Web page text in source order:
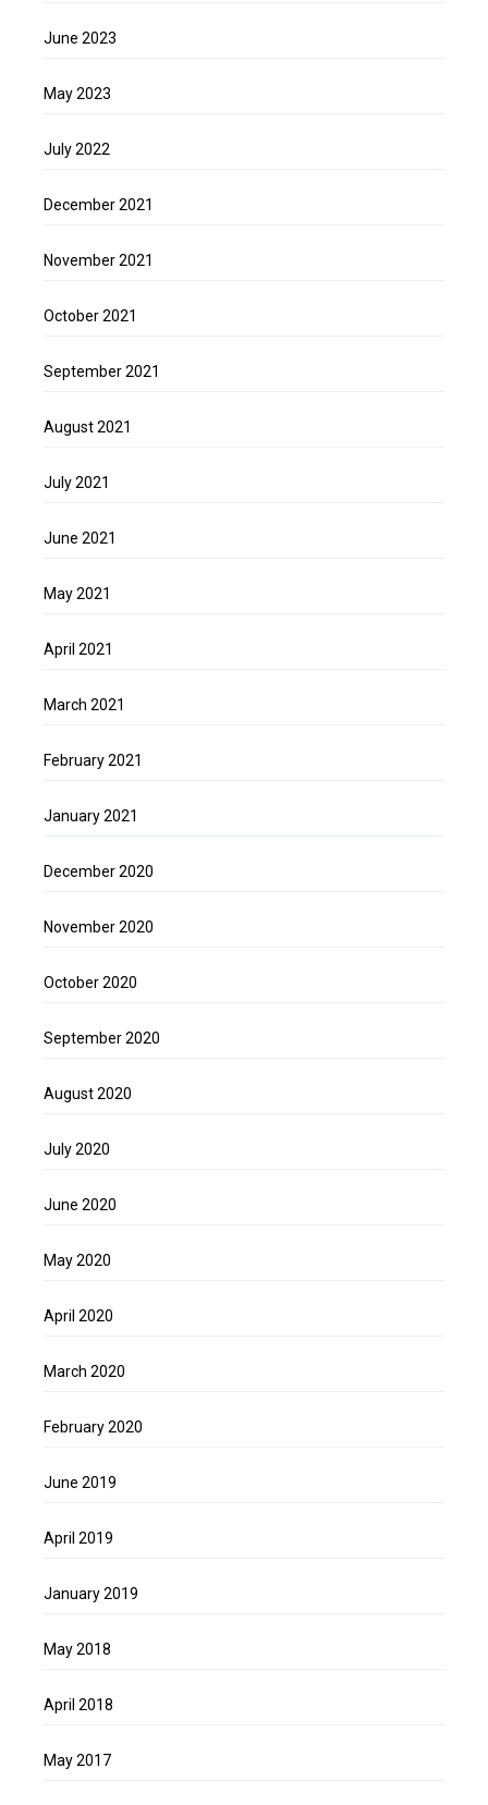
June 2023
May 2023
July 2022
December 2021
November 2021
October 2021
September 2021
August 2021
July 2021
June 2021
May 2021
April 2021
March 2021
February 2021
January 2021
December 2020
November 2020
October 2020
September 2020
August 2020
July 2020
June 2020
May 2020
April 2020
March 2020
February 2020
June 2019
April 2019
January 2019
May 2018
April 2018
May 2017